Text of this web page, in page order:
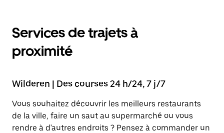
Services de trajets à
proximité
Wilderen | Des courses 24 h/24, 7 j/7
Vous souhaitez découvrir les meilleurs restaurants
de la ville, faire un saut au supermarché ou vous
rendre à d'autres endroits ? Pensez à commander un